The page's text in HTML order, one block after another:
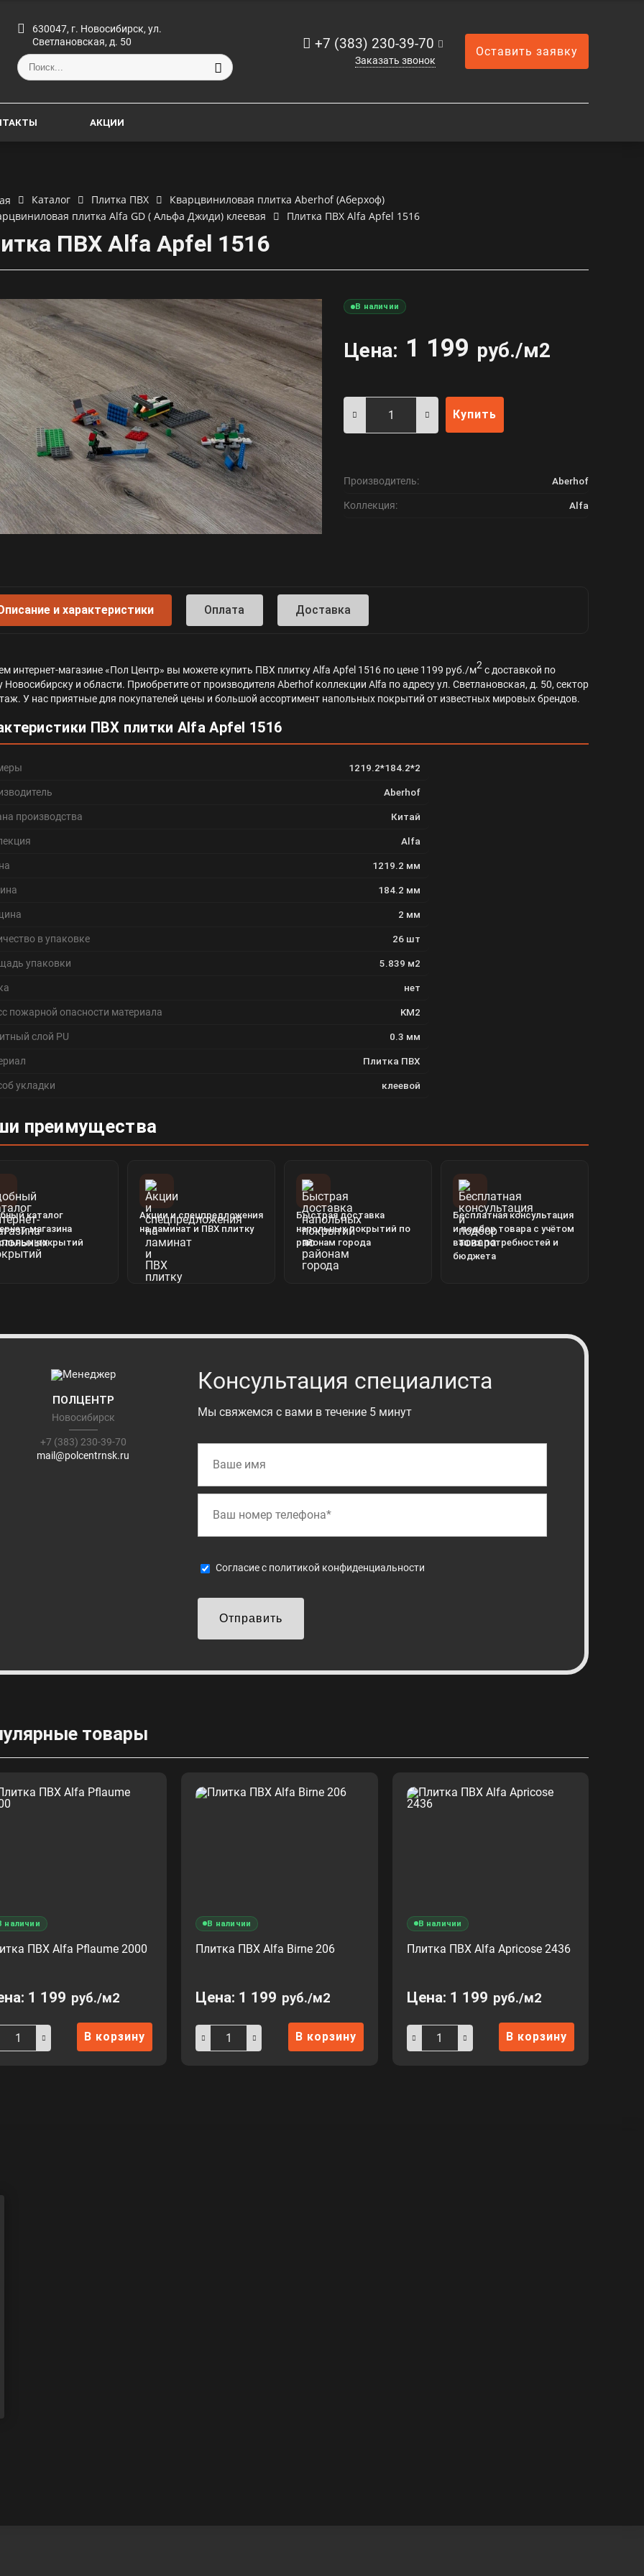
630047, г. Новосибирск, ул.
Светлановская, д. 50
+7 (383) 230-39-70
Заказать звонок
Оставить заявку
АКЦИИ
Каталог Плитка ПВХ
Кварцвиниловая плитка Aberhof (Аберхоф)
плитка Alfa GD ( Альфа Джиди) клеевая
Плитка ПВХ Alfa Apfel 1516
ПВХ Alfa Apfel 1516
В наличии
Цена: 1 199 руб./м2
Купить
Производитель: Aberhof
Коллекция: Alfa
и характеристики Оплата Доставка
интернет-магазине «Пол Центр» вы можете купить ПВХ плитку Alfa Apfel 1516 по цене 1199 руб./м2 с доставкой по
Новосибирску и области. Приобретите от производителя Aberhof коллекции Alfa по адресу ул. Светлановская, д. 50, сектор
У нас приятные для покупателей цены и большой ассортимент напольных покрытий от известных мировых брендов.
ПВХ плитки Alfa Apfel 1516
1219.2*184.2*2
Aberhof
производства Китай
Alfa
1219.2 мм
184.2 мм
2 мм
в упаковке 26 шт
упаковки 5.839 м2
нет
пожарной опасности материала KM2
слой PU 0.3 мм
Плитка ПВХ
укладки клеевой
преимущества
каталог
магазина
покрытий
Акции и спецпредложения
на ламинат и ПВХ плитку
Быстрая доставка
напольных покрытий по
районам города
Бесплатная консультация
и подбор товара с учётом
ваших потребностей и
бюджета
ПОЛЦЕНТР
Новосибирск
+7 (383) 230-39-70
mail@polcentrnsk.ru
Консультация специалиста
Мы свяжемся с вами в течение 5 минут
Cогласие с политикой конфиденциальности
Отправить
товары
наличии
ПВХ Alfa Pflaume 2000
1 199 руб./м2
В корзину
В наличии
Плитка ПВХ Alfa Birne 206
Цена: 1 199 руб./м2
В корзину
В наличии
Плитка ПВХ Alfa Apricose 2436
Цена: 1 199 руб./м2
В корзину